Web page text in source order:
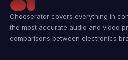
Chooserator covers everything in
the most accurate audio and video
comparisons between electronics